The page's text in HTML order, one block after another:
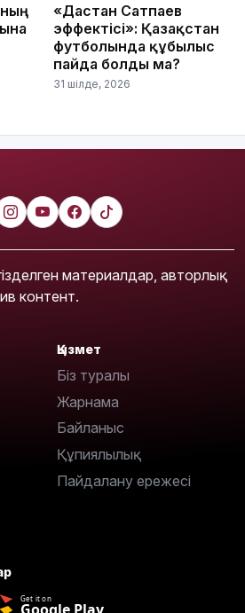
«Дастан Сатпаев
эффектісі»: Қазақстан
футболында құбылыс
пайда болды ма?
31 шілде, 2026
материалдар, авторлық
контент.
Қызмет
Біз туралы
Жарнама
Байланыс
Құпиялылық
Пайдалану ережесі
Get it on